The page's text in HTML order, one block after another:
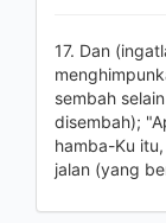
17. Dan
sembah
disembah);
hamba-Ku
jalan (yang